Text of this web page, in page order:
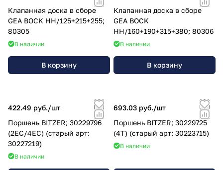
Клапанная доска в сборе
GEA BOCK НН/125+215+255;
80305
В наличии
В корзину
Клапанная доска в сборе
GEA BOCK
НН/160+190+315+380; 80306
В наличии
В корзину
422.49 руб./шт
Поршень BITZER; 30229796
(2EC/4EC) (старый арт:
30227219)
В наличии
693.03 руб./шт
Поршень BITZER; 30229725
(4Т) (старый арт: 30223715)
В наличии